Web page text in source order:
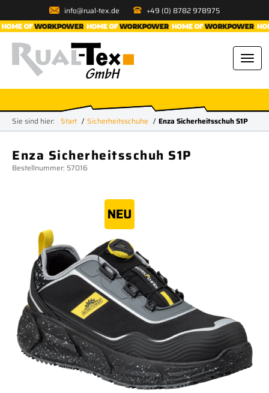
info@rual-tex.de +49 (0) 8782 978975
Sie sind hier: Start Sicherheitsschuhe Enza Sicherheitsschuh S1P
Enza Sicherheitsschuh S1P
Bestellnummer: 57016